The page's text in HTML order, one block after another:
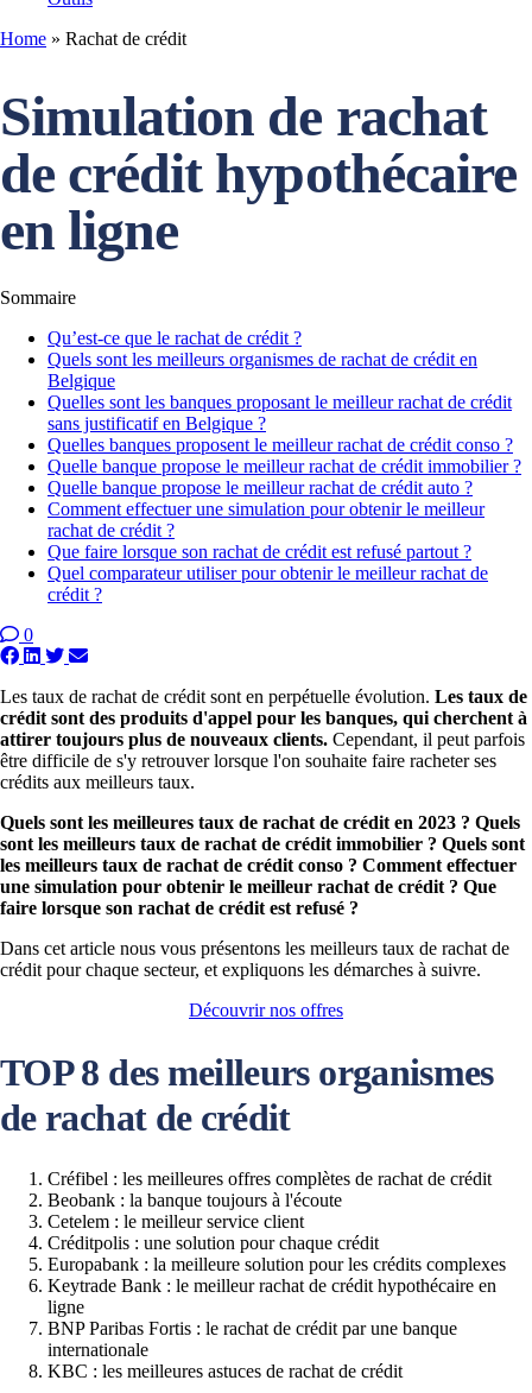
Home » Rachat de crédit
Simulation de rachat
de crédit hypothécaire
en ligne
Sommaire
Qu’est-ce que le rachat de crédit ?
Quels sont les meilleurs organismes de rachat de crédit en
Belgique
Quelles sont les banques proposant le meilleur rachat de crédit
sans justificatif en Belgique ?
Quelles banques proposent le meilleur rachat de crédit conso ?
Quelle banque propose le meilleur rachat de crédit immobilier ?
Quelle banque propose le meilleur rachat de crédit auto ?
Comment effectuer une simulation pour obtenir le meilleur
rachat de crédit ?
Que faire lorsque son rachat de crédit est refusé partout ?
Quel comparateur utiliser pour obtenir le meilleur rachat de
crédit ?
0
Les taux de rachat de crédit sont en perpétuelle évolution. Les taux de
crédit sont des produits d'appel pour les banques, qui cherchent à
attirer toujours plus de nouveaux clients. Cependant, il peut parfois
être difficile de s'y retrouver lorsque l'on souhaite faire racheter ses
crédits aux meilleurs taux.
Quels sont les meilleures taux de rachat de crédit en 2023 ? Quels
sont les meilleurs taux de rachat de crédit immobilier ? Quels sont
les meilleurs taux de rachat de crédit conso ? Comment effectuer
une simulation pour obtenir le meilleur rachat de crédit ? Que
faire lorsque son rachat de crédit est refusé ?
Dans cet article nous vous présentons les meilleurs taux de rachat de
crédit pour chaque secteur, et expliquons les démarches à suivre.
Découvrir nos offres
TOP 8 des meilleurs organismes
de rachat de crédit
Créfibel : les meilleures offres complètes de rachat de crédit
Beobank : la banque toujours à l'écoute
Cetelem : le meilleur service client
Créditpolis : une solution pour chaque crédit
Europabank : la meilleure solution pour les crédits complexes
Keytrade Bank : le meilleur rachat de crédit hypothécaire en
ligne
BNP Paribas Fortis : le rachat de crédit par une banque
internationale
KBC : les meilleures astuces de rachat de crédit